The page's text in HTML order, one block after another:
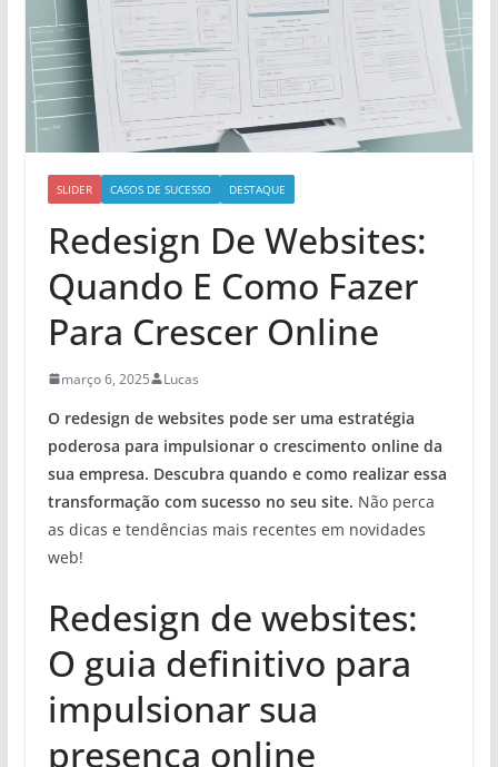
SLIDER CASOS DE SUCESSO DESTAQUE
Redesign De Websites:
Quando E Como Fazer
Para Crescer Online
março 6, 2025 Lucas
O redesign de websites pode ser uma estratégia
poderosa para impulsionar o crescimento online da
sua empresa. Descubra quando e como realizar essa
transformação com sucesso no seu site. Não perca
as dicas e tendências mais recentes em novidades
web!
Redesign de websites:
O guia definitivo para
impulsionar sua
presença online